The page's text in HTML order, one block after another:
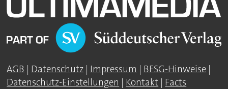
AGB | Datenschutz | Impressum | BFSG-Hinweise |
Datenschutz-Einstellungen | Kontakt | Facts